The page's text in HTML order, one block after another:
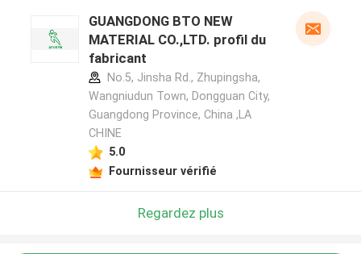
GUANGDONG BTO NEW
MATERIAL CO.,LTD. profil du
fabricant
No.5, Jinsha Rd., Zhupingsha,
Wangniudun Town, Dongguan City,
Guangdong Province, China ,LA
CHINE
5.0
Fournisseur vérifié
Regardez plus